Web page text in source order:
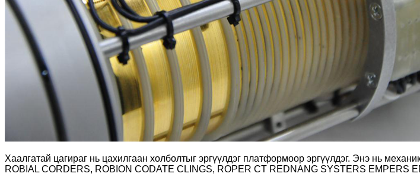
Хаалгатай цагираг нь цахилгаан холболтыг эргүүлдэг платформоор эргүүлдэг. Энэ нь
ROBIAL CORDERS, ROBION CODATE CLINGS, ROPER CT REDNANG SYSTERS EMPERS